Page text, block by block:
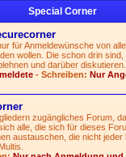
Special Corner
für Anmeldewünsche von
wollen. Die schon drin
und darüber diskutieren.
- Schreiben: Nur
zugängliches Forum,
alle, die sich für dieses
austauschen, die nicht